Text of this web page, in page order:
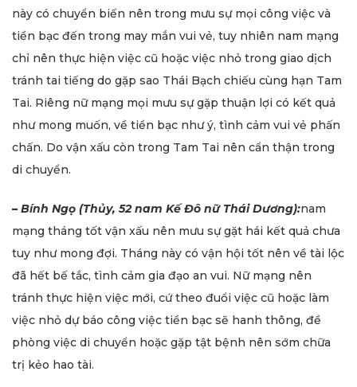
này có chuyển biến nên trong mưu sự mọi công việc và
tiền bạc đến trong may mắn vui vẻ, tuy nhiên nam mạng
chỉ nên thực hiện việc cũ hoặc việc nhỏ trong giao dịch
tránh tai tiếng do gặp sao Thái Bạch chiếu cùng hạn Tam
Tai. Riêng nữ mạng mọi mưu sự gặp thuận lợi có kết quả
như mong muốn, về tiền bạc như ý, tình cảm vui vẻ phấn
chấn. Do vận xấu còn trong Tam Tai nên cẩn thận trong
di chuyển.
– Bính Ngọ (Thủy, 52 nam Kế Đô nữ Thái Dương):nam
mạng tháng tốt vận xấu nên mưu sự gặt hái kết quả chưa
tuy như mong đợi. Tháng này có vận hội tốt nên về tài lộc
đã hết bế tắc, tình cảm gia đạo an vui. Nữ mạng nên
tránh thực hiện việc mới, cứ theo đuổi việc cũ hoặc làm
việc nhỏ dự báo công việc tiền bạc sẽ hanh thông, đề
phòng việc di chuyển hoặc gặp tật bệnh nên sớm chữa
trị kẻo hao tài.